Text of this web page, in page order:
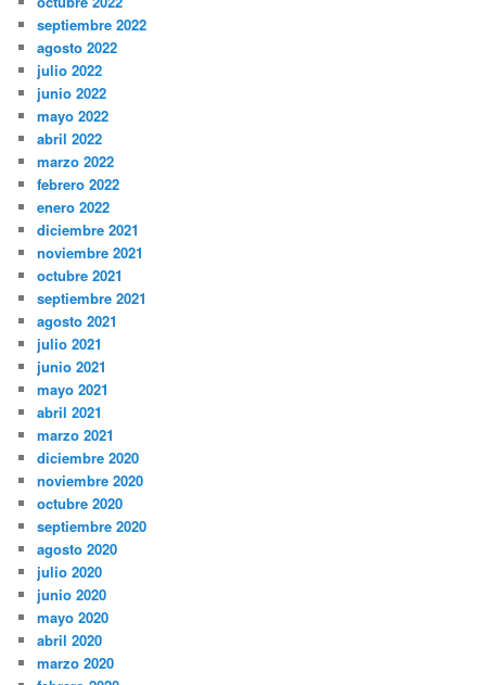
septiembre 2022
agosto 2022
julio 2022
junio 2022
mayo 2022
abril 2022
marzo 2022
febrero 2022
enero 2022
diciembre 2021
noviembre 2021
octubre 2021
septiembre 2021
agosto 2021
julio 2021
junio 2021
mayo 2021
abril 2021
marzo 2021
diciembre 2020
noviembre 2020
octubre 2020
septiembre 2020
agosto 2020
julio 2020
junio 2020
mayo 2020
abril 2020
marzo 2020